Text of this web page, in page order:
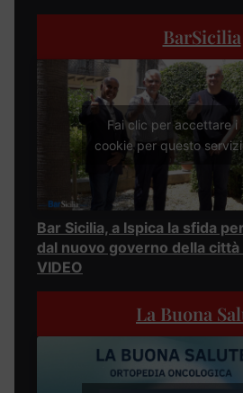
BarSicilia
Fai clic per accettare i
cookie per questo
Bar Sicilia, a Ispica la sfida
dal nuovo governo della città
VIDEO
La Buona